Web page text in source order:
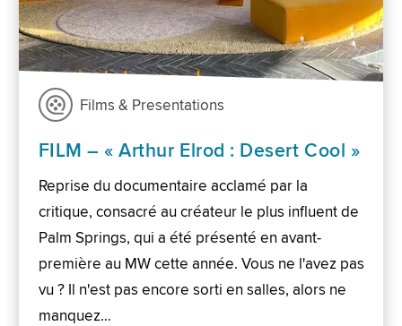
Films & Presentations
FILM – « Arthur Elrod : Desert Cool »
Reprise du documentaire acclamé par la
critique, consacré au créateur le plus influent de
Palm Springs, qui a été présenté en avant-
première au MW cette année. Vous ne l'avez pas
vu ? Il n'est pas encore sorti en salles, alors ne
manquez…